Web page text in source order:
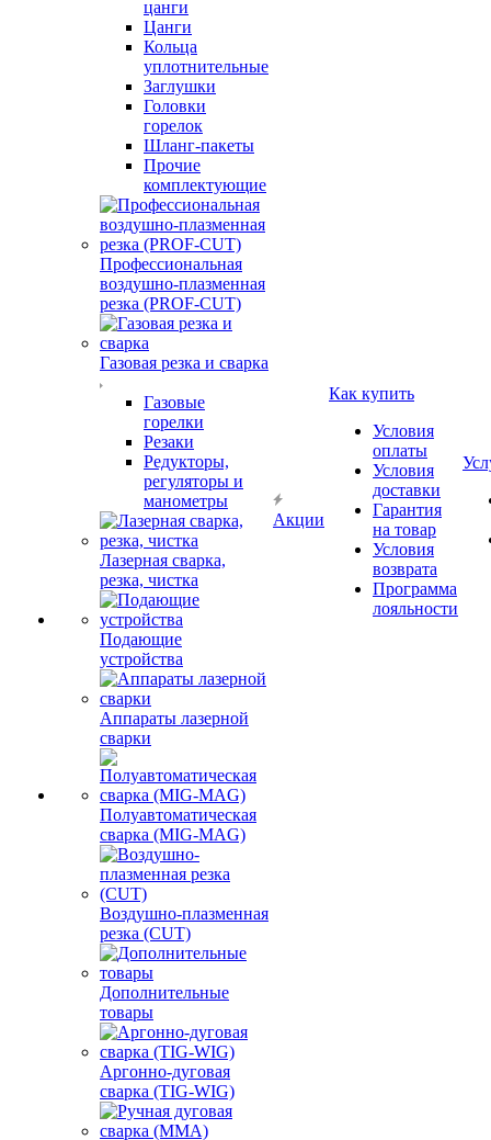
цанги
Цанги
Кольца
уплотнительные
Заглушки
Головки
горелок
Шланг-пакеты
Прочие
комплектующие
Профессиональная
воздушно-плазменная
резка (PROF-CUT)
Газовая резка и сварка
Газовые
горелки
Резаки
Редукторы,
регуляторы и
манометры
Лазерная сварка,
резка, чистка
Подающие
устройства
Аппараты лазерной
сварки
Полуавтоматическая
сварка (MIG-MAG)
Воздушно-плазменная
резка (CUT)
Дополнительные
товары
Аргонно-дуговая
сварка (TIG-WIG)
Акции
Как купить
Условия
оплаты
Условия
доставки
Гарантия
на товар
Условия
возврата
Программа
лояльности